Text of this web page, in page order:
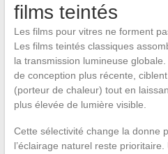
films teintés
Les films pour vitres ne forment
Les films teintés classiques
la transmission lumineuse
de conception plus récente,
(porteur de chaleur) tout en
plus élevée de lumière visible.
Cette sélectivité change la donne
l’éclairage naturel reste